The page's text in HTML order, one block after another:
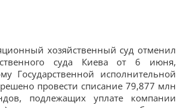
хозяйственный суд отменил
суда Киева от 6 июня,
Государственной исполнительной
провести списание 79,877 млн
подлежащих уплате компании